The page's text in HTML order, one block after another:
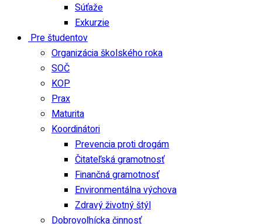
Súťaže
Exkurzie
Pre študentov
Organizácia školského roka
SOČ
KOP
Prax
Maturita
Koordinátori
Prevencia proti drogám
Čitateľská gramotnosť
Finančná gramotnosť
Environmentálna výchova
Zdravý životný štýl
Dobrovoľnícka činnosť